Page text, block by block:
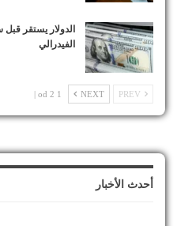
الدولار يستقر
الفيدرالي
NEXT
1 od 2 |
أحدث الأخبار